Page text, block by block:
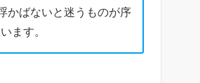
かばないと迷うものが序
ます。